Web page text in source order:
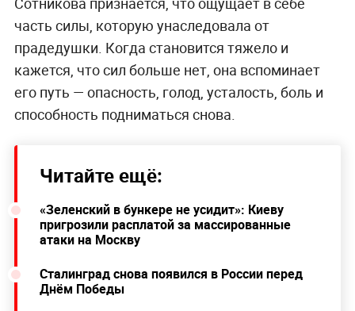
часть силы, которую унаследовала от
прадедушки. Когда становится тяжело и
кажется, что сил больше нет, она вспоминает
его путь — опасность, голод, усталость, боль и
способность подниматься снова.
Читайте ещё:
«Зеленский в бункере не усидит»: Киеву
пригрозили расплатой за массированные
атаки на Москву
Сталинград снова появился в России перед
Днём Победы